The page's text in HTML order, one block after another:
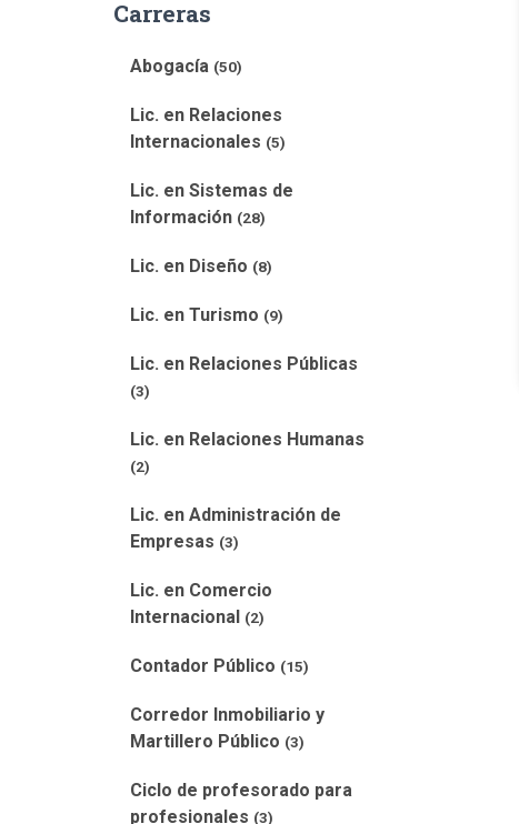
Carreras
Abogacía (50)
Lic. en Relaciones
Internacionales (5)
Lic. en Sistemas de
Información (28)
Lic. en Diseño (8)
Lic. en Turismo (9)
Lic. en Relaciones Públicas
(3)
Lic. en Relaciones Humanas
(2)
Lic. en Administración de
Empresas (3)
Lic. en Comercio
Internacional (2)
Contador Público (15)
Corredor Inmobiliario y
Martillero Público (3)
Ciclo de profesorado para
profesionales (3)